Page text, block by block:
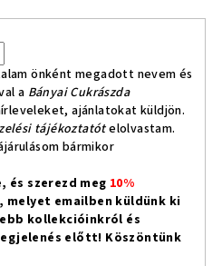
önként megadott nevem és
a Bányai Cukrászda
ajánlatokat küldjön.
tájékoztatótelolvastam.
bármikor
szerezd meg 10%
, melyet emailben küldünk ki
kollekcióinkról és
előtt! Köszöntünk